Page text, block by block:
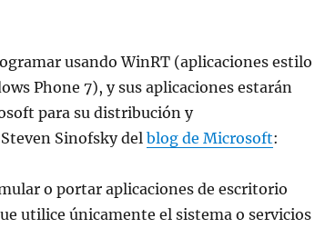
usando WinRT (aplicaciones estilo
Phone 7), y sus aplicaciones estarán
para su distribución y
Sinofsky del blog de Microsoft:
o portar aplicaciones de escritorio
utilice únicamente el sistema o servicios